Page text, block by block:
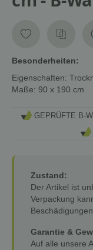
Besonderheiten:
Eigenschaften:
Maße: 90 x 190 cm
GEPRÜFTE B-
Zustand:
Der Artikel ist
Verpackung
Garantie &
Auf alle unsere